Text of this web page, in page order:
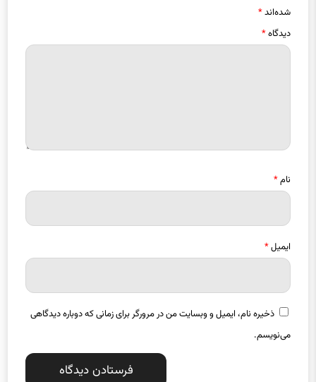
شده‌اند*
دیدگاه*
نام*
ایمیل*
ذخیره نام، ایمیل و وبسایت من در مرورگر برای زمانی که دوباره دیدگاهی
می‌نویسم.